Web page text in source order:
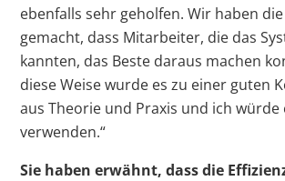
ebenfalls sehr geholfen. Wir haben
gemacht, dass Mitarbeiter, die das
kannten, das Beste daraus machen
diese Weise wurde es zu einer guten
aus Theorie und Praxis und ich würde
verwenden.“
Sie haben erwähnt, dass die